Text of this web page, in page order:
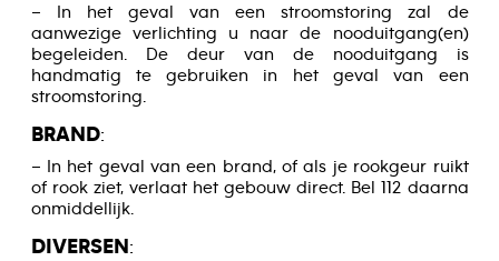
– In het geval van een stroomstoring zal de
aanwezige verlichting u naar de nooduitgang(en)
begeleiden. De deur van de nooduitgang is
handmatig te gebruiken in het geval van een
stroomstoring.
BRAND:
– In het geval van een brand, of als je rookgeur ruikt
of rook ziet, verlaat het gebouw direct. Bel 112 daarna
onmiddellijk.
DIVERSEN: